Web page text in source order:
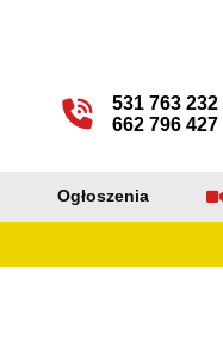
531 763 232
662 796 427
Ogłoszenia